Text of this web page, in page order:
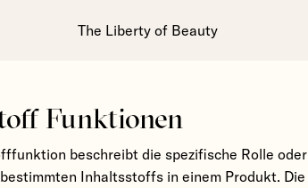
The Liberty of Beauty
Funktionen
beschreibt die spezifische Rolle oder
Inhaltsstoffs in einem Produkt. Die